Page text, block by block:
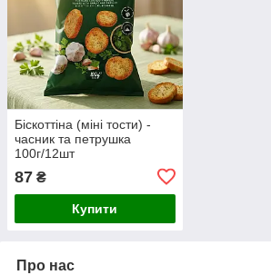
Біскоттіна (міні тости) -
часник та петрушка
100г/12шт
87 ₴
Купити
Про нас